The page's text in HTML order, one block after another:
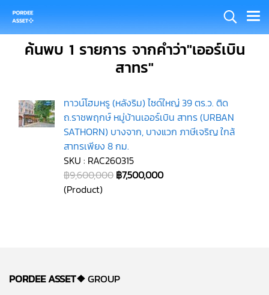
ค้นพบ 1 รายการ จากคำว่า"เออร์เบิน
สาทร"
ทาวน์โฮมหรู (หลังริม) ไซด์ใหญ่ 39 ตร.ว. ติด
ถ.ราชพฤกษ์ หมู่บ้านเออร์เบิน สาทร (URBAN
SATHORN) บางจาก, บางแวก ภาษีเจริญ ใกล้
สาทรเพียง 8 กม.
SKU : RAC260315
฿9,600,000 ฿7,500,000
(Product)
PORDEE ASSET❖GROUP